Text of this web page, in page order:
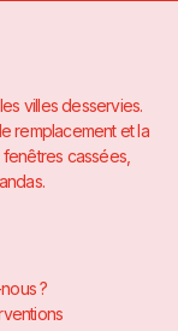
villes desservies.
remplacement et la
cassées,
?